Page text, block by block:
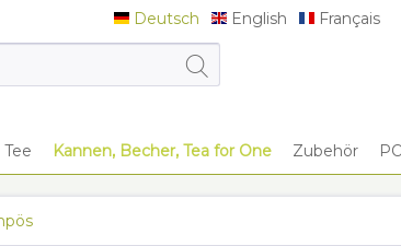
Deutsch
Deutsch English
English Français
Français
Tee Kannen, Becher, Tea for One Zubehör